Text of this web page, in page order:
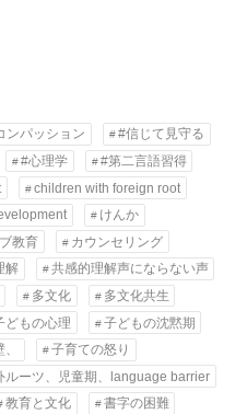
ンパッション
#信じて見守る
#心理学
#第二言語習得
children with foreign root
けんか
教育
カウンセリング
解
共感的理解声にならない声
多文化
多文化共生
どもの心理
子どもの沈黙期
子育ての怒り
ルーツ、児童期、language barrier
教育と文化
書字の困難